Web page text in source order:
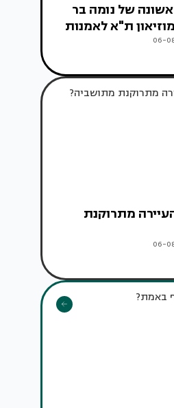
של נומה בר
ת"א לאמנות
06-
מתרוקנת
06-